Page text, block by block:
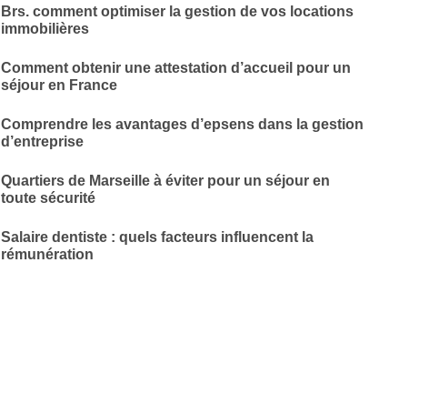
Brs. comment optimiser la gestion de vos locations
immobilières
Comment obtenir une attestation d’accueil pour un
séjour en France
Comprendre les avantages d’epsens dans la gestion
d’entreprise
Quartiers de Marseille à éviter pour un séjour en
toute sécurité
Salaire dentiste : quels facteurs influencent la
rémunération